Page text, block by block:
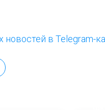
в Telegram-